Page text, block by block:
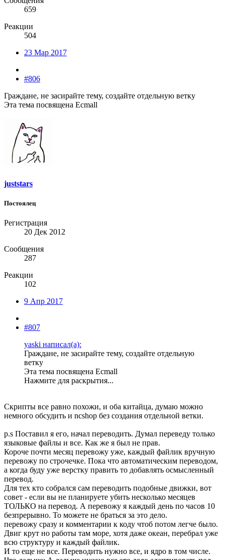
659
Реакции
504
23 Мар 2017
#806
Граждане, не засирайте тему, создайте отдельную ветку
Эта тема посвящена Ecmall
juststars
Постоялец
Регистрация
20 Дек 2012
Сообщения
287
Реакции
102
9 Апр 2017
#807
yaski написал(а):
Граждане, не засирайте тему, создайте отдельную
ветку
Эта тема посвящена Ecmall
Нажмите для раскрытия...
Скрипты все равно похожи, и оба китайца, думаю можно
немного обсудить и ncshop без создания отдельной ветки.
p.s Поставил я его, начал переводить. Думал переведу только
языковые файлы и все. Как же я был не прав.
Короче почти месяц перевожу уже, каждый файлик вручную
перевожу по строчечке. Пока что автоматическим переводом,
а когда буду уже верстку править то добавлять осмысленный
перевод.
Для тех кто собрался сам переводить подобные движки, вот
совет - если вы не планируете убить несколько месяцев
ТОЛЬКО на перевод. А перевожу я каждый день по часов 10
безпрерывно. То можете не браться за это дело.
перевожу сразу и комментарии к коду чтоб потом легче было.
Двиг крут но работы там море, хотя даже океан, перебрал уже
всю структуру и каждый файлик.
И то еще не все. Переводить нужно все, и ядро в том числе.